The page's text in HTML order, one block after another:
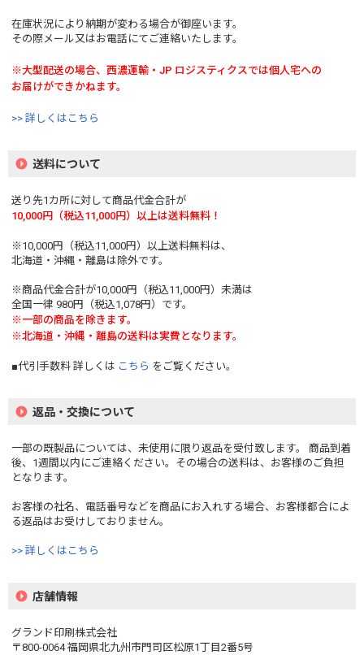
在庫状況により納期が変わる場合が御座います。
その際メール又はお電話にてご連絡いたします。
※大型配送の場合、西濃運輸・JP ロジスティクスでは個人宅への
お届けができかねます。
>> 詳しくはこちら
送料について
送り先1カ所に対して商品代金合計が
10,000円（税込11,000円）以上は送料無料！
※10,000円（税込11,000円）以上送料無料は、
北海道・沖縄・離島は除外です。
※商品代金合計が10,000円（税込11,000円）未満は
全国一律 980円（税込1,078円）です。
※一部の商品を除きます。
※北海道・沖縄・離島の送料は実費となります。
■代引手数料 詳しくは こちら をご覧ください。
返品・交換について
一部の既製品については、未使用に限り返品を受付致します。 商品到着
後、1週間以内にご連絡ください。その場合の送料は、お客様のご負担
となります。
お客様の社名、電話番号などを商品にお入れする場合、お客様都合によ
る返品はお受けしておりません。
>> 詳しくはこちら
店舗情報
グランド印刷株式会社
〒800-0064 福岡県北九州市門司区松原1丁目2番5号